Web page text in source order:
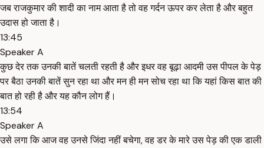
जब राजकुमार की शादी का नाम आता है तो वह गर्दन ऊपर कर लेता है और बहुत
उदास हो जाता है।
13:45
Speaker A
कुछ देर तक उनकी बातें चलती रहती है और इधर वह बूढ़ा आदमी उस पीपल के पेड़
पर बैठा उनकी बातें सुन रहा था और मन ही मन सोच रहा था कि यहां किस बात की
बात हो रही है और यह कौन लोग हैं।
13:54
Speaker A
उसे लगा कि आज वह उनसे जिंदा नहीं बचेगा, वह डर के मारे उस पेड़ की एक डाली